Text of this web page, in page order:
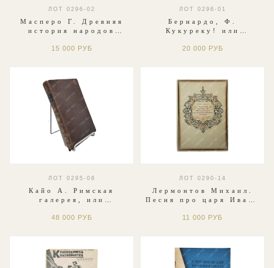
ЛОТ 0296-02
Масперо Г. Древняя
история народов
Типография А. И.
15 000 РУБ
ЛОТ 0296-01
Бернардо, Ф.
Кукуреку! или
происшествие на
20 000 РУБ
ЛОТ 0295-08
Кайо А. Римская
галерея, или
и Цезари. 1825
48 000 РУБ
ЛОТ 0290-14
Лермонтов Михаил.
Песня про царя Ивана
английском.
11 000 РУБ